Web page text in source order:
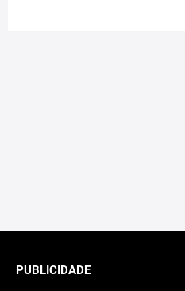
PUBLICIDADE